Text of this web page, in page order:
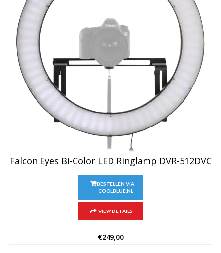
Falcon Eyes Bi-Color LED Ringlamp DVR-512DVC
BESTELLEN VIA
COOLBLUE.NL
VIEW DETAILS
€249,00